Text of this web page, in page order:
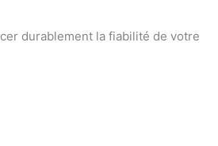
durablement la fiabilité de votre